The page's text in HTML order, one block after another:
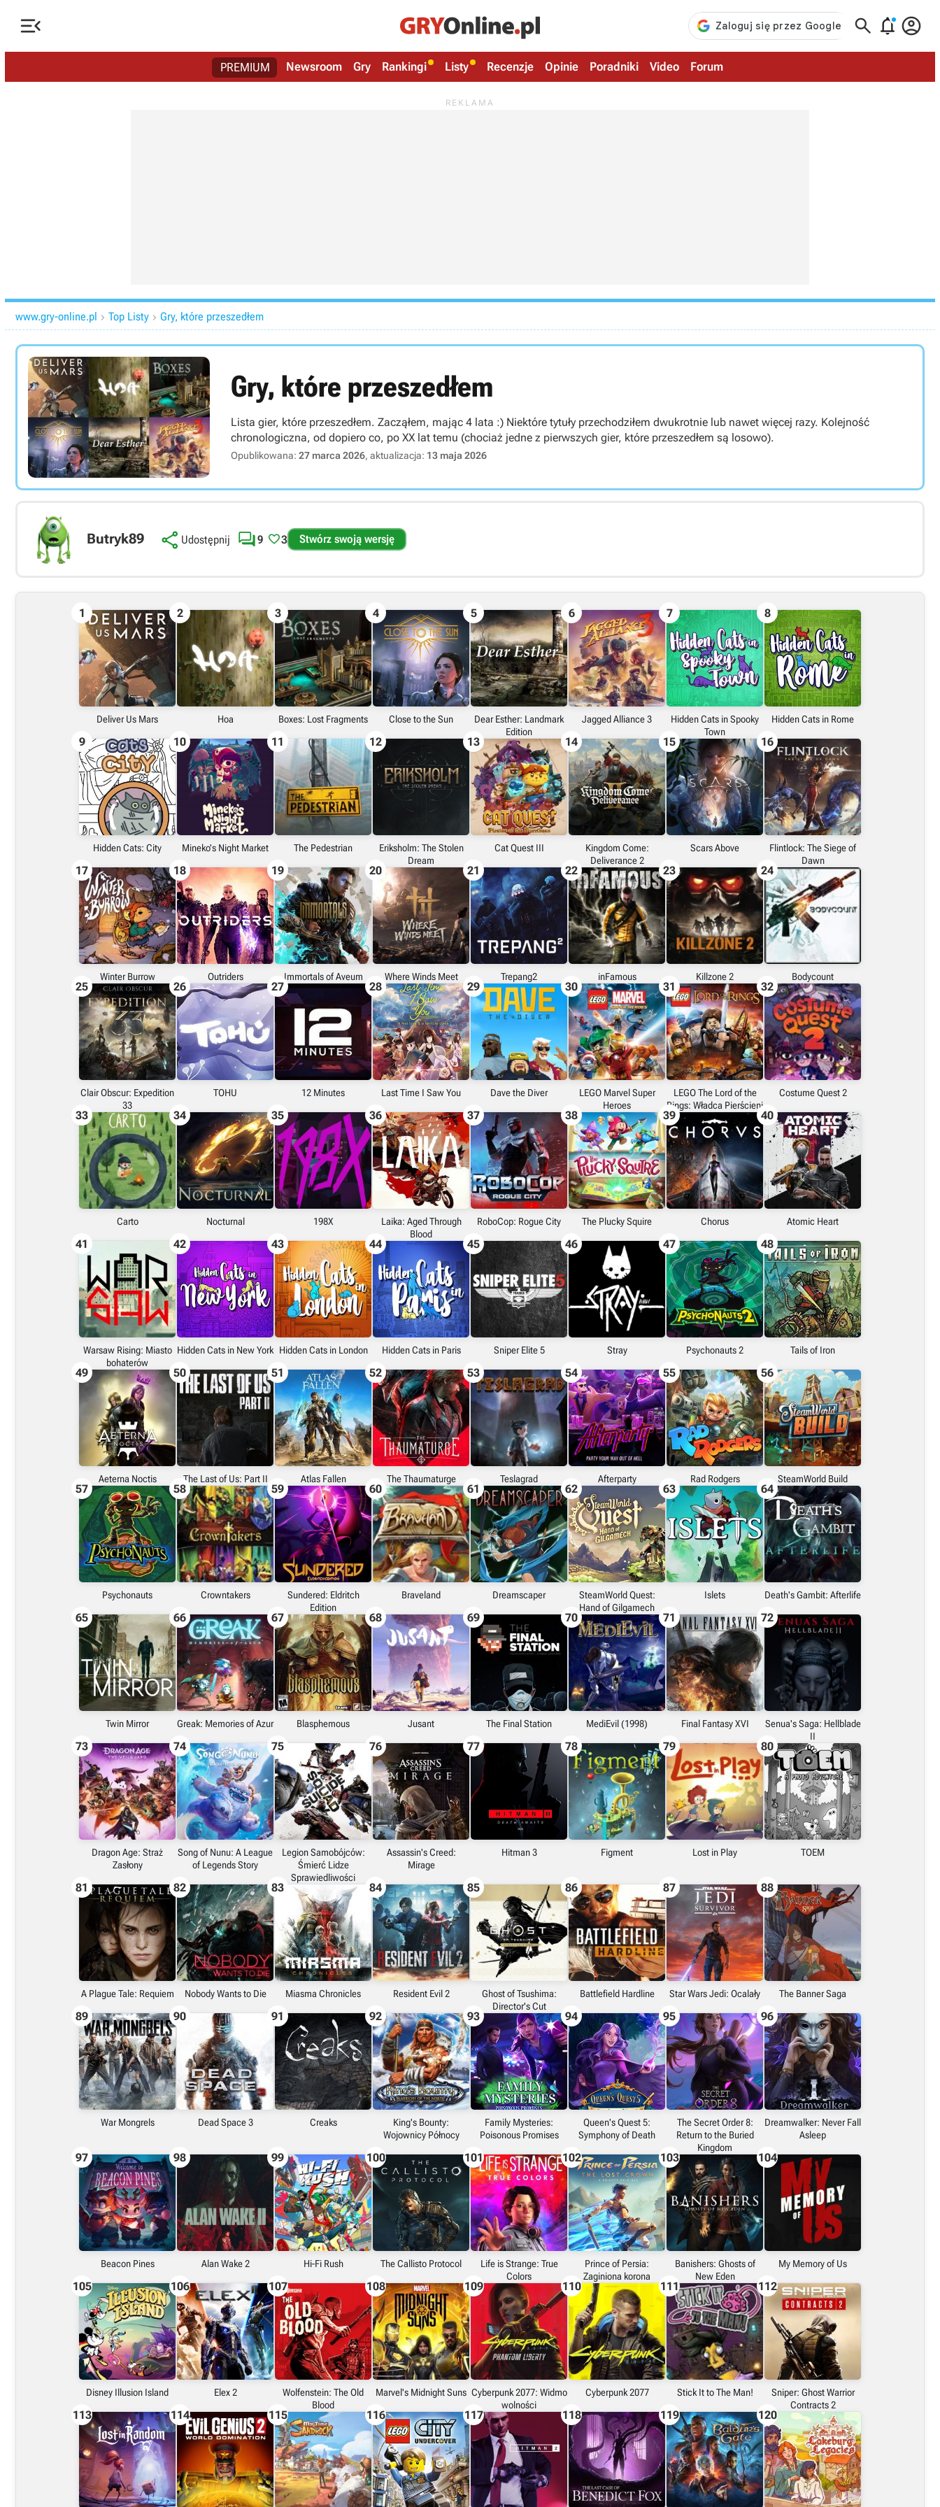
   
PREMIUM Newsroom Gry Rankingi Listy Recenzje Opinie Poradniki Video Forum
www.gry-online.pl  Top Listy  Gry, które przeszedłem
Gry, które przeszedłem
Lista gier, które przeszedłem. Zacząłem, mając 4 lata :) Niektóre tytuły przechodziłem dwukrotnie lub nawet więcej razy. Kolejność
chronologiczna, od dopiero co, po XX lat temu (chociaż jedne z pierwszych gier, które przeszedłem są losowo).
Opublikowana: 27 marca 2026, aktualizacja: 13 maja 2026
Butryk89  Udostępnij
Link bezpośredni
Embed (iframe)
X (Twitter)
Link do grafiki poziomej
Link do grafiki pionowej
9 3 Stwórz swoją wersję
1
Deliver Us Mars
2
Hoa
3
Boxes: Lost Fragments
4
Close to the Sun
5
Dear Esther: Landmark
Edition
6
Jagged Alliance 3
7
Hidden Cats in Spooky
Town
8
Hidden Cats in Rome
9
Hidden Cats: City
10
Mineko's Night Market
11
The Pedestrian
12
Eriksholm: The Stolen
Dream
13
Cat Quest III
14
Kingdom Come:
Deliverance 2
15
Scars Above
16
Flintlock: The Siege of
Dawn
17
Winter Burrow
18
Outriders
19
Immortals of Aveum
20
Where Winds Meet
21
Trepang2
22
inFamous
23
Killzone 2
24
Bodycount
25
Clair Obscur: Expedition
33
26
TOHU
27
12 Minutes
28
Last Time I Saw You
29
Dave the Diver
30
LEGO Marvel Super
Heroes
31
LEGO The Lord of the
Rings: Władca Pierścieni
32
Costume Quest 2
33
Carto
34
Nocturnal
35
198X
36
Laika: Aged Through
Blood
37
RoboCop: Rogue City
38
The Plucky Squire
39
Chorus
40
Atomic Heart
41
Warsaw Rising: Miasto
bohaterów
42
Hidden Cats in New York
43
Hidden Cats in London
44
Hidden Cats in Paris
45
Sniper Elite 5
46
Stray
47
Psychonauts 2
48
Tails of Iron
49
Aeterna Noctis
50
The Last of Us: Part II
51
Atlas Fallen
52
The Thaumaturge
53
Teslagrad
54
Afterparty
55
Rad Rodgers
56
SteamWorld Build
57
Psychonauts
58
Crowntakers
59
Sundered: Eldritch
Edition
60
Braveland
61
Dreamscaper
62
SteamWorld Quest:
Hand of Gilgamech
63
Islets
64
Death's Gambit: Afterlife
65
Twin Mirror
66
Greak: Memories of Azur
67
Blasphemous
68
Jusant
69
The Final Station
70
MediEvil (1998)
71
Final Fantasy XVI
72
Senua's Saga: Hellblade
II
73
Dragon Age: Straż
Zasłony
74
Song of Nunu: A League
of Legends Story
75
Legion Samobójców:
Śmierć Lidze
Sprawiedliwości
76
Assassin's Creed:
Mirage
77
Hitman 3
78
Figment
79
Lost in Play
80
TOEM
81
A Plague Tale: Requiem
82
Nobody Wants to Die
83
Miasma Chronicles
84
Resident Evil 2
85
Ghost of Tsushima:
Director's Cut
86
Battlefield Hardline
87
Star Wars Jedi: Ocalały
88
The Banner Saga
89
War Mongrels
90
Dead Space 3
91
Creaks
92
King's Bounty:
Wojownicy Północy
93
Family Mysteries:
Poisonous Promises
94
Queen's Quest 5:
Symphony of Death
95
The Secret Order 8:
Return to the Buried
Kingdom
96
Dreamwalker: Never Fall
Asleep
97
Beacon Pines
98
Alan Wake 2
99
Hi-Fi Rush
100
The Callisto Protocol
101
Life is Strange: True
Colors
102
Prince of Persia:
Zaginiona korona
103
Banishers: Ghosts of
New Eden
104
My Memory of Us
105
Disney Illusion Island
106
Elex 2
107
Wolfenstein: The Old
Blood
108
Marvel's Midnight Suns
109
Cyberpunk 2077: Widmo
wolności
110
Cyberpunk 2077
111
Stick It to The Man!
112
Sniper: Ghost Warrior
Contracts 2
113 114 115 116 117 118 119 120